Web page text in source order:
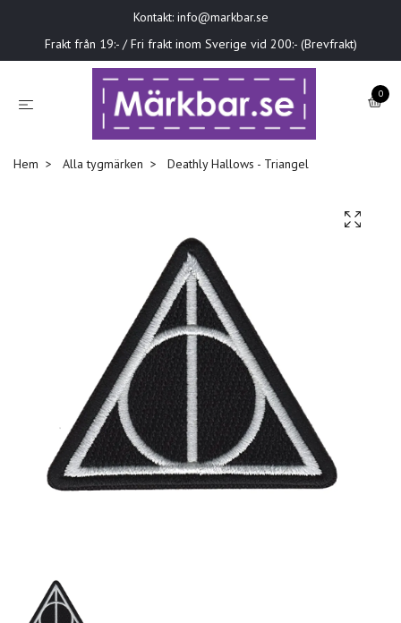
Kontakt: info@markbar.se
Frakt från 19:- / Fri frakt inom Sverige vid 200:- (Brevfrakt)
0
Hem Alla tygmärken Deathly Hallows - Triangel